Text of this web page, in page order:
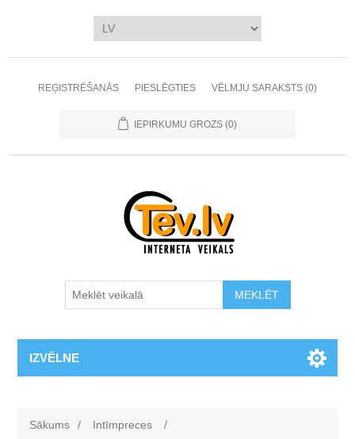
REĢISTRĒŠANĀS PIESLĒGTIES VĒLMJU SARAKSTS (0)
IEPIRKUMU GROZS (0)
MEKLĒT
IZVĒLNE
Sākums / Intīmpreces
/